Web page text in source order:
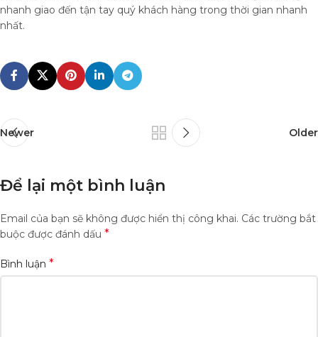
nhanh giao đến tận tay quý khách hàng trong thời gian nhanh
nhất.
Newer Older
Để lại một bình luận
Email của bạn sẽ không được hiển thị công khai. Các trường bắt
buộc được đánh dấu *
Bình luận *